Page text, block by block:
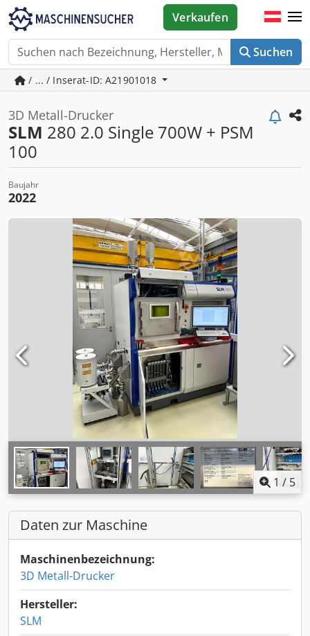
Suchen
Verkaufen
/ ... / Inserat-ID: A21901018
3D Metall-Drucker
SLM 280 2.0 Single 700W + PSM
100
Baujahr
2022
1 / 5
Daten zur Maschine
Maschinenbezeichnung:
3D Metall-Drucker
Hersteller:
SLM